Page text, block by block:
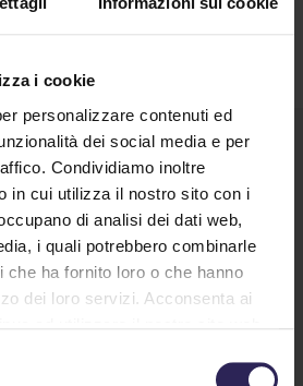
i cookie
personalizzare contenuti ed
dei social media e per
Condividiamo inoltre
in cui utilizza il nostro sito con i
di analisi dei dati web,
i quali potrebbero combinarle
che ha fornito loro o che hanno
dei loro servizi. Acconsenta ai